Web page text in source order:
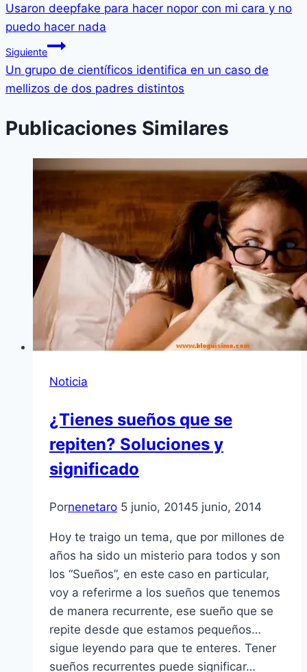
Usaron deepfake para hacer nopor con mi cara y no
puedo hacer nada
Siguiente
Un grupo de científicos identifica en un caso de
mellizos de dos padres distintos
Publicaciones Similares
Noticia
¿Tienes sueños que se
repiten? Soluciones y
significado
Pornenetaro 5 junio, 20145 junio, 2014
Hoy te traigo un tema, que por millones de
años ha sido un misterio para todos y son
los “Sueños”, en este caso en particular,
voy a referirme a los sueños que tenemos
de manera recurrente, ese sueño que se
repite desde que estamos pequeños…
sigue leyendo para que te enteres. Tener
sueños recurrentes puede significar…